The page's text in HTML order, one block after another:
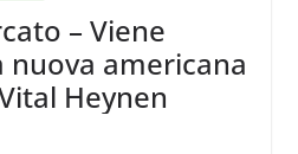
– Viene
nuova americana
Heynen